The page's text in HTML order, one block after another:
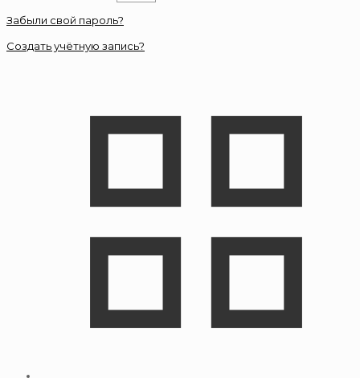
Забыли свой пароль?
Создать учётную запись?